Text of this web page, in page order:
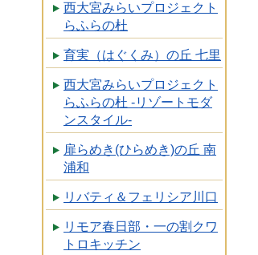
西大宮みらいプロジェクト
らふらの杜
育実（はぐくみ）の丘 七里
西大宮みらいプロジェクト
らふらの杜 -リゾートモダ
ンスタイル-
扉らめき(ひらめき)の丘 南
浦和
リバティ＆フェリシア川口
リモア春日部・一の割クワ
トロキッチン